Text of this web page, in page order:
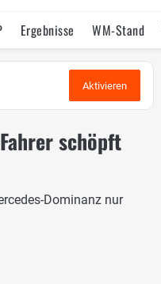
Ergebnisse WM-Stand
Reglement Lexikon
Aktivieren
schöpft
Dominanz nur